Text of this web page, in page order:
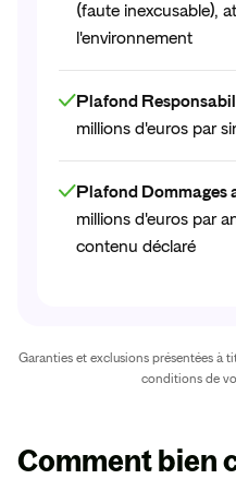
(faute inexcusable),
l'environnement
Plafond
millions d'euros par
Plafond Dommages
millions d'euros par
contenu déclaré
Garanties et exclusions présentées à
conditions de
Commentbien